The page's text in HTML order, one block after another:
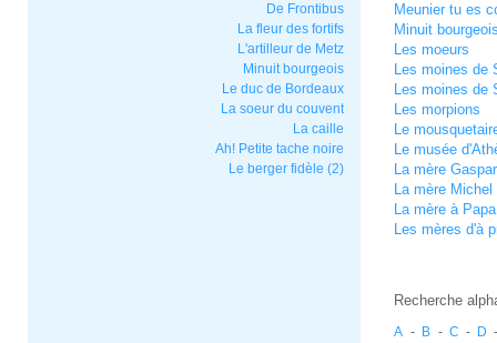
De Frontibus
La fleur des fortifs
L'artilleur de Metz
Minuit bourgeois
Le duc de Bordeaux
La soeur du couvent
La caille
Ah! Petite tache noire
Le berger fidèle (2)
Meunier tu es
Minuit
Les moeurs
Les moines de
Les moines de
Les morpions
Le
Le musée
La mère
La mère Michel
La mère à Papa
Les mères d'à
Recherche
A - B - C - D